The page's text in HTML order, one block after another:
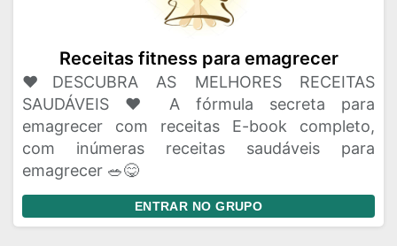
Receitas fitness para emagrecer
❤️DESCUBRA AS MELHORES RECEITAS
SAUDÁVEIS ❤️ A fórmula secreta para
emagrecer com receitas E-book completo,
com inúmeras receitas saudáveis para
emagrecer 🥗😋
ENTRAR NO GRUPO